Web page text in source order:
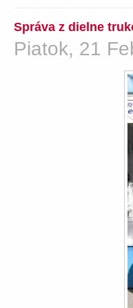
Správa z dielne
Piatok, 21